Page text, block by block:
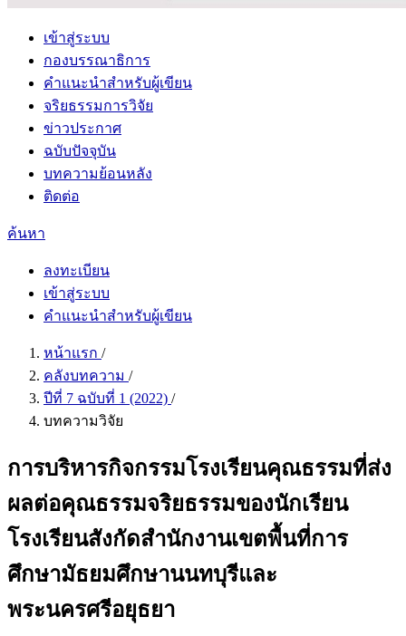
เข้าสู่ระบบ
กองบรรณาธิการ
คำแนะนำสำหรับผู้เขียน
จริยธรรมการวิจัย
ข่าวประกาศ
ฉบับปัจจุบัน
บทความย้อนหลัง
ติดต่อ
ค้นหา
ลงทะเบียน
เข้าสู่ระบบ
คำแนะนำสำหรับผู้เขียน
หน้าแรก /
คลังบทความ /
ปีที่ 7 ฉบับที่ 1 (2022) /
บทความวิจัย
การบริหารกิจกรรมโรงเรียนคุณธรรมที่ส่ง
ผลต่อคุณธรรมจริยธรรมของนักเรียน
โรงเรียนสังกัดสำนักงานเขตพื้นที่การ
ศึกษามัธยมศึกษานนทบุรีและ
พระนครศรีอยุธยา